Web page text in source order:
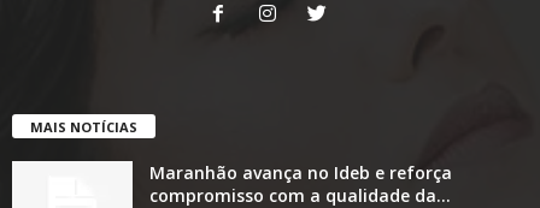
MAIS NOTÍCIAS
Maranhão avança no Ideb e reforça
compromisso com a qualidade da...